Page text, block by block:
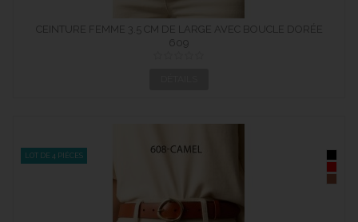
CEINTURE FEMME 3.5 CM DE LARGE AVEC BOUCLE DORÉE
609
LOT DE 4 PIÈCES